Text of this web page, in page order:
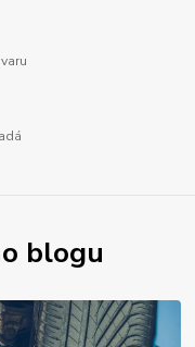
blogu